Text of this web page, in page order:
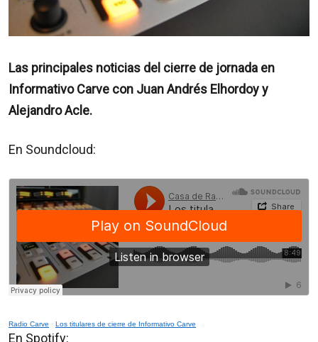
Las principales noticias del cierre de jornada en
Informativo Carve con Juan Andrés Elhordoy y
Alejandro Acle.
En Soundcloud:
Radio Carve · Los titulares de cierre de Informativo Carve
En Spotify: